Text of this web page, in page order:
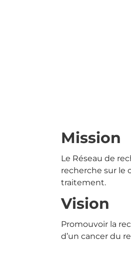
Mission
Le Réseau de
recherche sur le
traitement.
Vision
Promouvoir la
d’un cancer du